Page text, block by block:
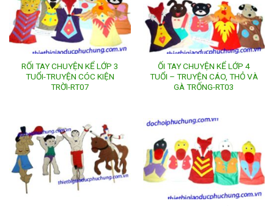
RỐI TAY CHUYỆN KỂ LỚP 3
TUỔI-TRUYỆN CÓC KIỆN
TRỜI-RT07
ỐI TAY CHUYỆN KỂ LỚP 4
TUỔI – TRUYỆN CÁO, THỎ VÀ
GÀ TRỐNG-RT03